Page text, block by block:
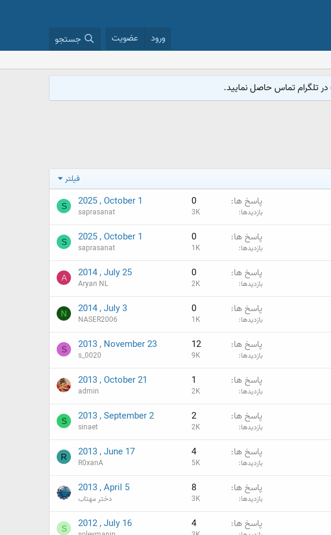
ورود عضویت جستجو
فیلتر
پاسخ ها 0
بازدیدها 3K
2025 , October 1
saprasanat
S
پاسخ ها 0
بازدیدها 1K
2025 , October 1
saprasanat
S
پاسخ ها 0
بازدیدها 2K
2014 , July 25
Aryan NL
A
پاسخ ها 0
بازدیدها 1K
2014 , July 3
NASER2006
N
پاسخ ها 12
بازدیدها 9K
2013 , November 23
s_0020
S
پاسخ ها 1
بازدیدها 2K
2013 , October 21
admin
پاسخ ها 2
بازدیدها 2K
2013 , September 2
sinaet
S
پاسخ ها 4
بازدیدها 5K
2013 , June 17
R0xanA
R
پاسخ ها 8
بازدیدها 3K
2013 , April 5
دختر مهتاب
پاسخ ها 4
2012 , July 16
S